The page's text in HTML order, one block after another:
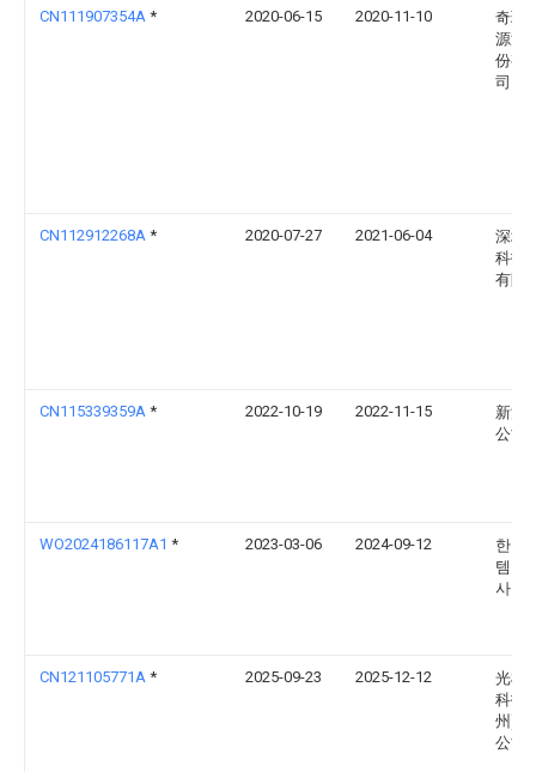
CN111907354A * 2020-06-15 2020-11-10
奇瑞
源汽
份有
司
CN112912268A * 2020-07-27 2021-06-04
深圳
科技
有限
CN115339359A * 2022-10-19 2022-11-15
新汽
公司
WO2024186117A1 * 2023-03-06 2024-09-12
한온
템 주
사
CN121105771A * 2025-09-23 2025-12-12
光梭
科技(
州)有
公司